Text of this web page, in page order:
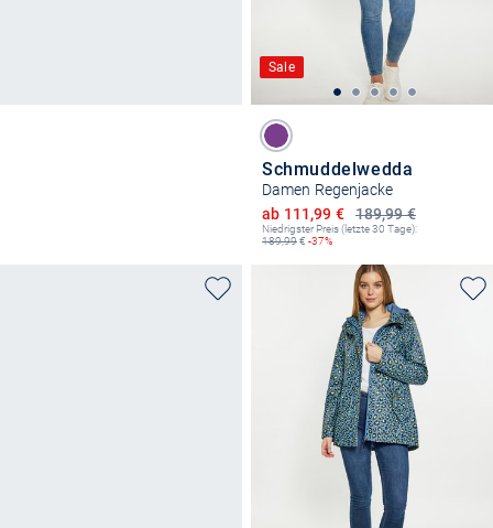
Sale
Schmuddelwedda
Damen Regenjacke
189,99 €
Ermäßigter Preis
ab 111,99 €
Niedrigster Preis (letzte 30 Tage):
189,99€ -37%